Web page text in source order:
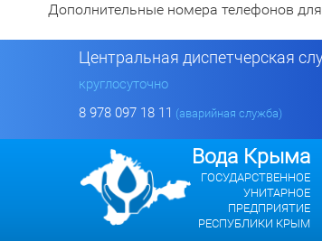
Дополнительные номера телефонов
Центральная диспетчерская
круглосуточно
8 978 097 18 11 (аварийная служба)
Вода Крыма
ГОСУДАРСТВЕННОЕ
УНИТАРНОЕ
ПРЕДПРИЯТИЕ
РЕСПУБЛИКИ КРЫМ